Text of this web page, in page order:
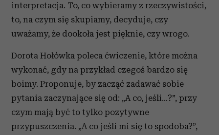
interpretacja. To, co wybieramy z rzeczywistości,
to, na czym się skupiamy, decyduje, czy
uważamy, że dookoła jest pięknie, czy wrogo.
Dorota Hołówka poleca ćwiczenie, które można
wykonać, gdy na przykład czegoś bardzo się
boimy. Proponuje, by zacząć zadawać sobie
pytania zaczynające się od: „A co, jeśli…?”, przy
czym mają być to tylko pozytywne
przypuszczenia. „A co jeśli mi się to spodoba?”,